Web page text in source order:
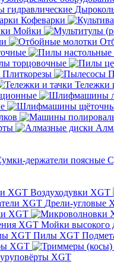
Кофеварки
Мойки
торцовочные
Плиткорезы
Тележки
Воздуходувки XGT
XGT Дрели-угловые
XGT
Мойки высокого
Пилы XGT
XGT
XGT